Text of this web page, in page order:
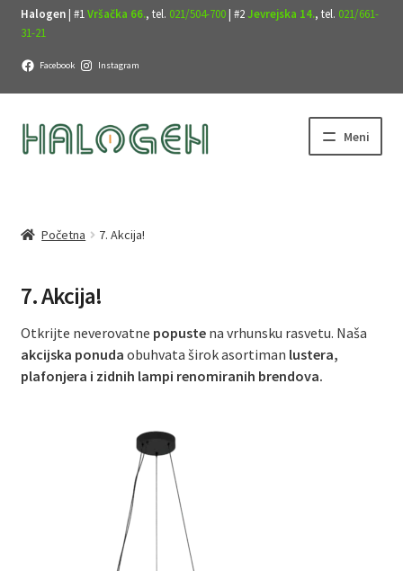
Halogen| #1Vršačka 66., tel. 021/504-700| #2Jevrejska 14., tel. 021/661-
31-21
Facebook Instagram
Preskoči
na
Skoči
na
Meni
Početna 7. Akcija!
7. Akcija!
Otkrijte neverovatne popustena vrhunsku rasvetu. Naša
akcijska ponuda obuhvata širok asortiman lustera,
plafonjera i zidnih lampi renomiranih brendova.